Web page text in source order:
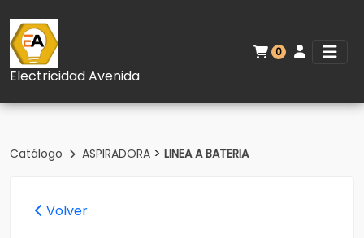
Electricidad Avenida
0
Catálogo ASPIRADORA > LINEA A BATERIA
Volver